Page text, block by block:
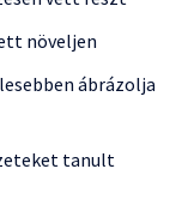
növeljen
ábrázolja
tanult